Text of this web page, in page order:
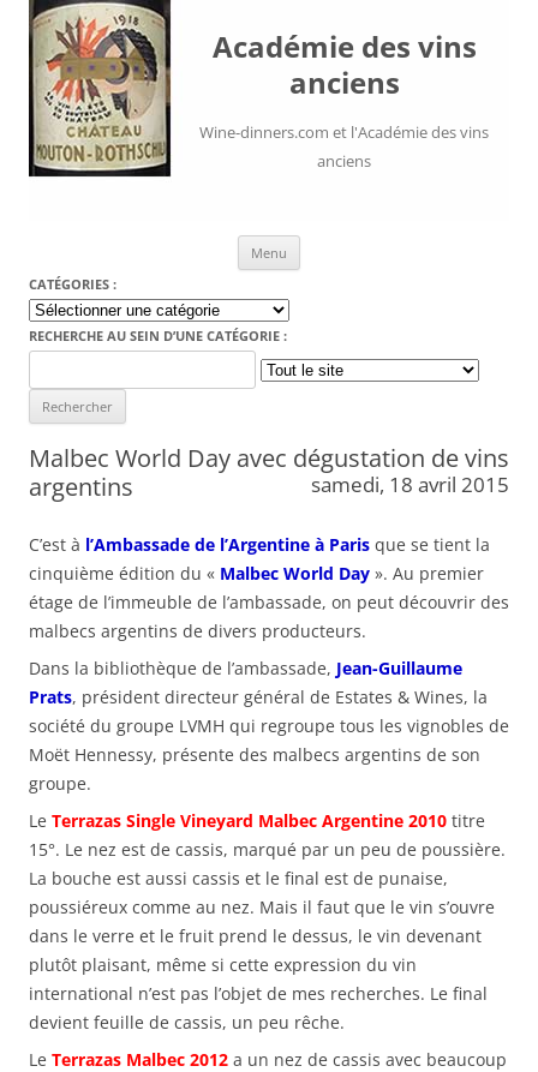
Académie des vins
anciens
Wine-dinners.com et l'Académie des vins
anciens
Menu
CATÉGORIES :
Catégories
:
RECHERCHE AU SEIN D’UNE CATÉGORIE :
for:
Malbec World Day avec dégustation de vins
argentins
samedi, 18 avril 2015
C’est à l’Ambassade de l’Argentine à Paris que se tient la
cinquième édition du « Malbec World Day ». Au premier
étage de l’immeuble de l’ambassade, on peut découvrir des
malbecs argentins de divers producteurs.
Dans la bibliothèque de l’ambassade, Jean-Guillaume
Prats, président directeur général de Estates & Wines, la
société du groupe LVMH qui regroupe tous les vignobles de
Moët Hennessy, présente des malbecs argentins de son
groupe.
Le Terrazas Single Vineyard Malbec Argentine 2010 titre
15°. Le nez est de cassis, marqué par un peu de poussière.
La bouche est aussi cassis et le final est de punaise,
poussiéreux comme au nez. Mais il faut que le vin s’ouvre
dans le verre et le fruit prend le dessus, le vin devenant
plutôt plaisant, même si cette expression du vin
international n’est pas l’objet de mes recherches. Le final
devient feuille de cassis, un peu rêche.
Le Terrazas Malbec 2012 a un nez de cassis avec beaucoup